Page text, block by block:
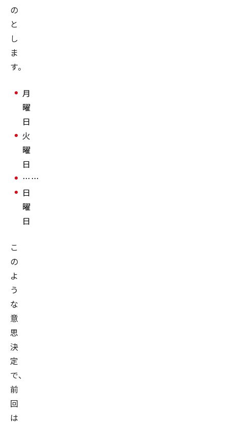
の
と
し
ま
す。
月
曜
日
火
曜
日
……
日
曜
日
こ
の
よ
う
な
意
思
決
定
で、
前
回
は